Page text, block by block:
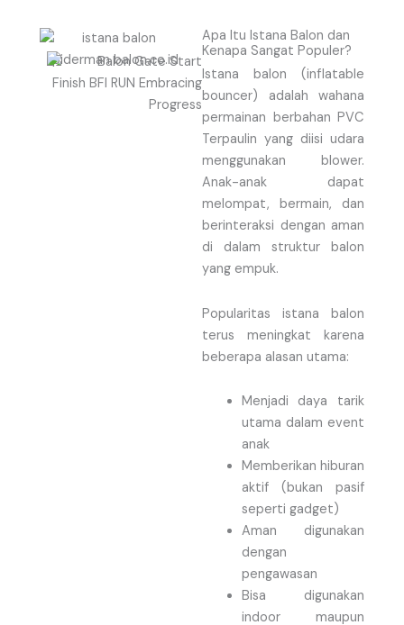
Apa Itu Istana Balon dan
Kenapa Sangat Populer?
Istana balon (inflatable
bouncer) adalah wahana
permainan berbahan PVC
Terpaulin yang diisi udara
menggunakan blower.
Anak-anak dapat
melompat, bermain, dan
berinteraksi dengan aman
di dalam struktur balon
yang empuk.
Popularitas istana balon
terus meningkat karena
beberapa alasan utama:
Menjadi daya tarik
utama dalam event
anak
Memberikan hiburan
aktif (bukan pasif
seperti gadget)
Aman digunakan
dengan
pengawasan
Bisa digunakan
indoor maupun